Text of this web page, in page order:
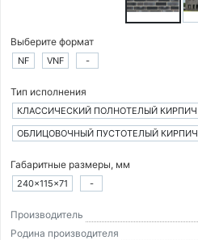
Выберите формат
NF VNF -
Тип исполнения
КЛАССИЧЕСКИЙ ПОЛНОТЕЛЫЙ КИРПИЧ
ОБЛИЦОВОЧНЫЙ ПУСТОТЕЛЫЙ КИРПИЧ
Габаритные размеры, мм
240×115×71 -
Производитель
Родина производителя